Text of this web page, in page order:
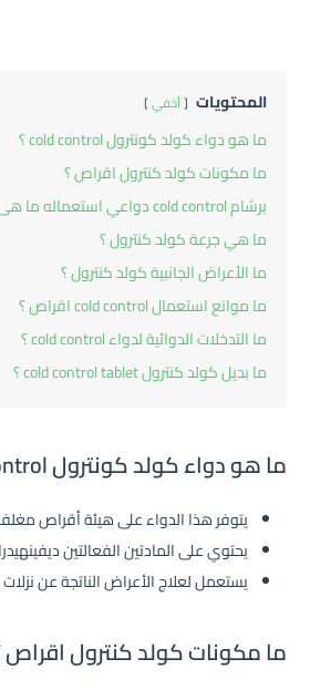
المحتويات أخفي
ما هو دواء كولد كونترول cold control ؟
ما مكونات كولد كنترول اقراص ؟
برشام cold control دواعي استعماله ما هى ؟
ما هي جرعة كولد كنترول ؟
ما الأعراض الجانبية كولد كنترول ؟
ما موانع استعمال cold control اقراص ؟
ما التدخلات الدوائية لدواء cold control ؟
ما بديل كولد كنترول cold control tablet ؟
ما هو دواء كولد كونترول
يتوفر هذا الدواء على هيئة أقراص
يحتوي على المادتين الفعالتين
يستعمل لعلاج الأعراض الناتجة عن نزلات
ما مكونات كولد كنترول اقراص